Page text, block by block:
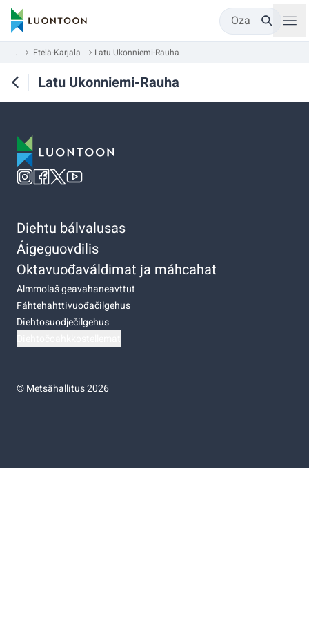
Oza
... Etelä-Karjala Latu Ukonniemi-Rauha
Latu Ukonniemi-Rauha
Diehtu bálvalusas
Áigeguovdilis
Oktavuođaváldimat ja máhcahat
Almmolaš geavahaneavttut
Fáhtehahttivuođačilgehus
Diehtosuodječilgehus
©Metsähallitus 2026